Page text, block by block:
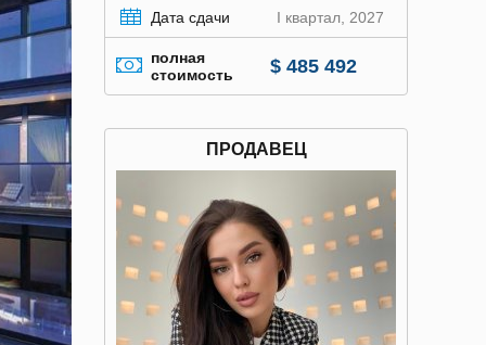
Дата сдачи
I квартал, 2027
полная
стоимость
$ 485 492
ПРОДАВЕЦ